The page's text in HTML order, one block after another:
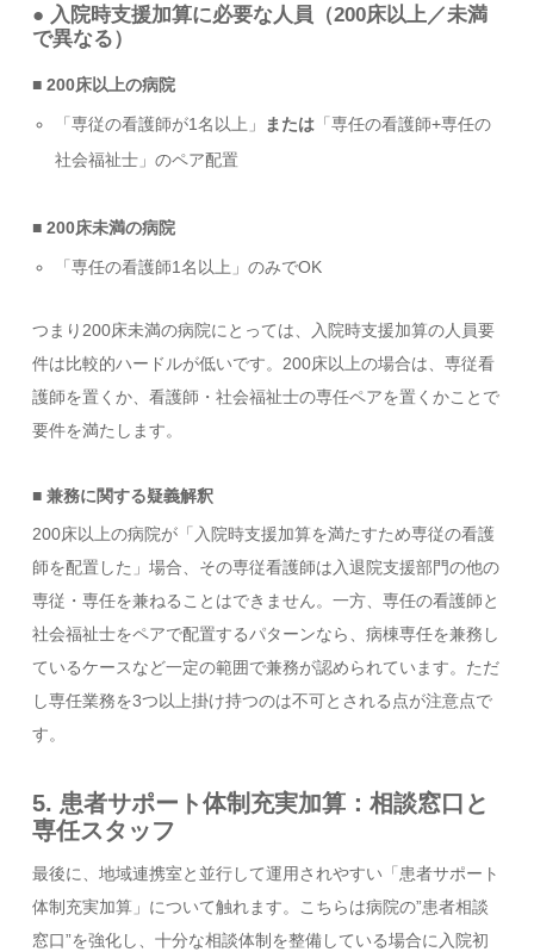
● 入院時支援加算に必要な人員（200床以上／未満
で異なる）
■ 200床以上の病院
「専従の看護師が1名以上」 または「専任の看護師+専任の
社会福祉士」のペア配置
■ 200床未満の病院
「専任の看護師1名以上」のみでOK
つまり200床未満の病院にとっては、入院時支援加算の人員要
件は比較的ハードルが低いです。200床以上の場合は、専従看
護師を置くか、看護師・社会福祉士の専任ペアを置くかことで
要件を満たします。
■ 兼務に関する疑義解釈
200床以上の病院が「入院時支援加算を満たすため専従の看護
師を配置した」場合、その専従看護師は入退院支援部門の他の
専従・専任を兼ねることはできません。一方、専任の看護師と
社会福祉士をペアで配置するパターンなら、病棟専任を兼務し
ているケースなど一定の範囲で兼務が認められています。ただ
し専任業務を3つ以上掛け持つのは不可とされる点が注意点で
す。
5. 患者サポート体制充実加算：相談窓口と
専任スタッフ
最後に、地域連携室と並行して運用されやすい「患者サポート
体制充実加算」について触れます。こちらは病院の”患者相談
窓口”を強化し、十分な相談体制を整備している場合に入院初